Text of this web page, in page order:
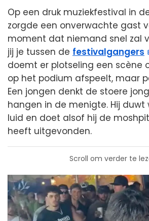
Op een druk muziekfestival in
zorgde een onverwachte gast
moment dat niemand snel zal
jij je tussen de festivalgangers
doemt er plotseling een scène
op het podium afspeelt, maar
Een jongen denkt de stoere
hangen in de menigte. Hij duwt
luid en doet alsof hij de
heeft uitgevonden.
Scroll om verder te